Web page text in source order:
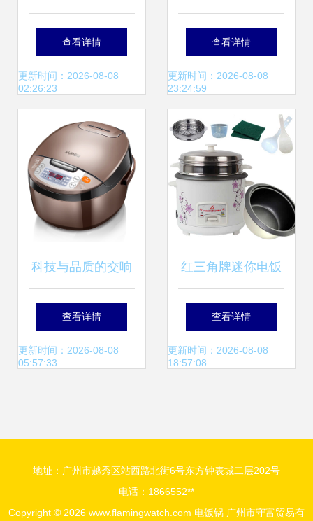
每日馨香时光
查看详情
更新时间：2026-08-08
02:26:23
煲精修图展示 不止
是焖饭的艺术
查看详情
更新时间：2026-08-08
23:24:59
科技与品质的交响
苏泊尔电饭煲重塑
高端厨房美学
查看详情
更新时间：2026-08-08
05:57:33
红三角牌迷你电饭
煲 宿舍和家庭的小
巧烹饪好帮手
查看详情
更新时间：2026-08-08
18:57:08
地址：广州市越秀区站西路北街6号东方钟表城二层202号
电话：1866552**
Copyright © 2026 www.flamingwatch.com 电饭锅 广州市守富贸易有